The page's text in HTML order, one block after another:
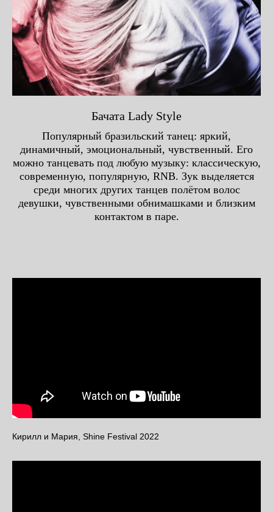
Бачата Lady Style
Популярный бразильский танец: яркий,
динамичный, эмоциональный, чувственный. Его
можно танцевать под любую музыку: классическую,
современную, популярную, RNB. Зук выделяется
среди многих других танцев полётом волос
девушки, чувственными обнимашками и близким
контактом в паре.
Кирилл и Мария, Shine Festival 2022